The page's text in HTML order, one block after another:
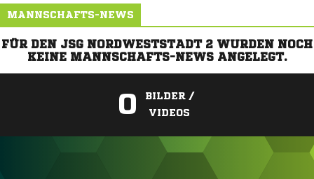
MANNSCHAFTS-NEWS
FÜR DEN JSG NORDWESTSTADT 2 WURDEN NOCH
KEINE MANNSCHAFTS-NEWS ANGELEGT.
0
BILDER /
VIDEOS